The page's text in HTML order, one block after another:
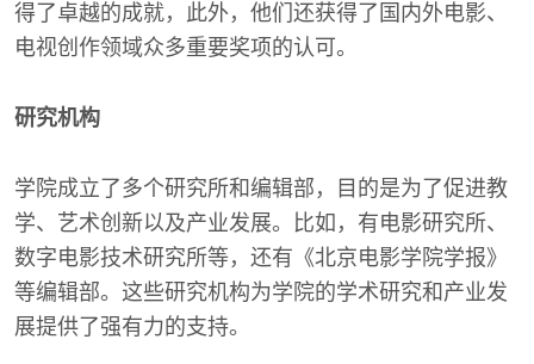
得了卓越的成就，此外，他们还获得了国内外电影、
电视创作领域众多重要奖项的认可。
研究机构
学院成立了多个研究所和编辑部，目的是为了促进教
学、艺术创新以及产业发展。比如，有电影研究所、
数字电影技术研究所等，还有《北京电影学院学报》
等编辑部。这些研究机构为学院的学术研究和产业发
展提供了强有力的支持。